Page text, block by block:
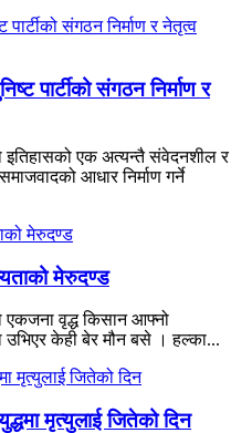
पार्टीको संगठन निर्माण र
एक अत्यन्तै संवेदनशील र
आधार निर्माण गर्ने
मेरुदण्ड
एकजना वृद्ध किसान आफ्नो
केही बेर मौन बसे । हल्का...
मृत्युलाई जितेको दिन